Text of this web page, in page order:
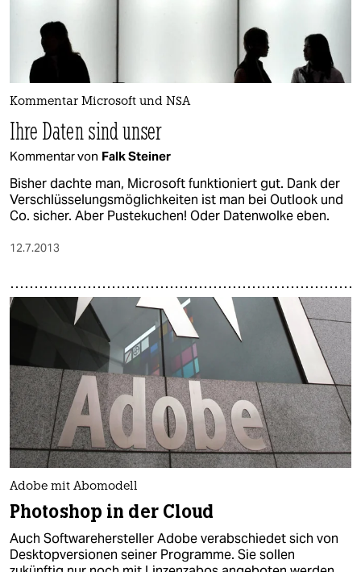
Kommentar Microsoft und NSA
Ihre Daten sind unser
Kommentar von Falk Steiner
Bisher dachte man, Microsoft funktioniert gut. Dank der
Verschlüsselungsmöglichkeiten ist man bei Outlook und
Co. sicher. Aber Pustekuchen! Oder Datenwolke eben.
12.7.2013
Adobe mit Abomodell
Photoshop in der Cloud
Auch Softwarehersteller Adobe verabschiedet sich von
Desktopversionen seiner Programme. Sie sollen